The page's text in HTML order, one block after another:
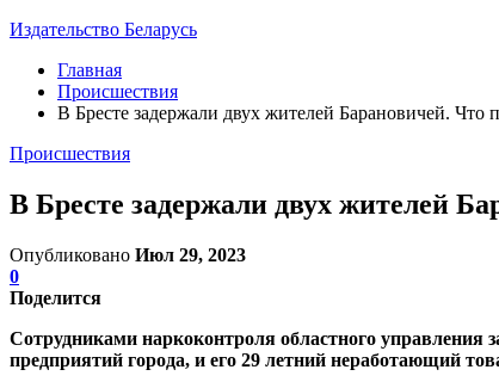
Издательство Беларусь
Главная
Происшествия
В Бресте задержали двух жителей Барановичей. Что
Происшествия
В Бресте задержали двух жителей
Опубликовано Июл 29, 2023
0
Поделится
Сотрудниками наркоконтроля областного
предприятий города, и его 29 летний неработающий